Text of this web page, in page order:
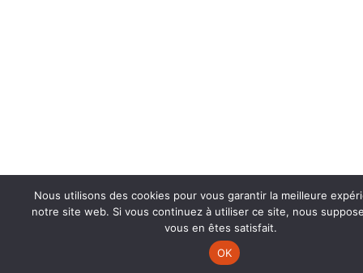
Nous utilisons des cookies pour vous garantir la meilleure
notre site web. Si vous continuez à utiliser ce site, nous
vous en êtes satisfait.
OK